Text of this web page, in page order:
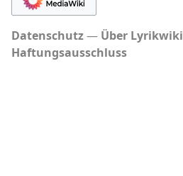
Datenschutz
Über Lyrikwiki
Haftungsausschluss